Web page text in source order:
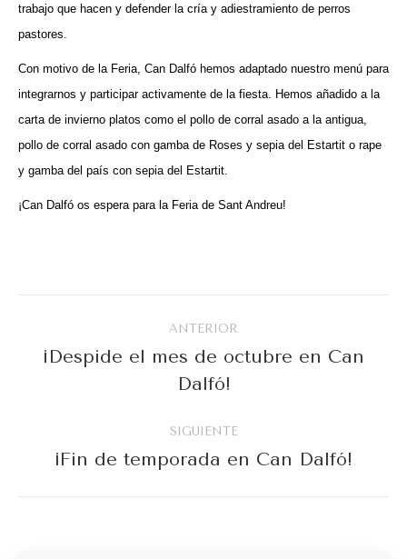
trabajo que hacen y defender la cría y adiestramiento de perros
pastores.
Con motivo de la Feria, Can Dalfó hemos adaptado nuestro menú para
integrarnos y participar activamente de la fiesta. Hemos añadido a la
carta de invierno platos como el pollo de corral asado a la antigua,
pollo de corral asado con gamba de Roses y sepia del Estartit o rape
y gamba del país con sepia del Estartit.
¡Can Dalfó os espera para la Feria de Sant Andreu!
Navegación
entre
publicaciones
ANTERIOR
anterior:
¡Despide el mes de octubre en Can
Dalfó!
SIGUIENTE
Publicación
¡Fin de temporada en Can Dalfó!